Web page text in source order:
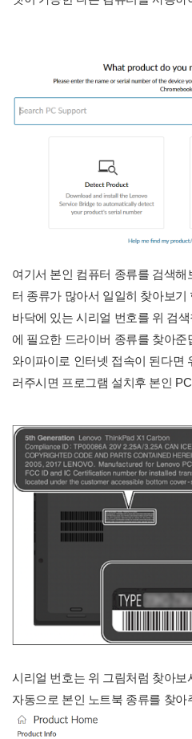
여기서 본인 컴퓨터 종류를 검색
터 종류가 많아서 일일히 찾아보
바닥에 있는 시리얼 번호를 위 검
에 필요한 드라이버 종류를 찾아
와이파이로 인터넷 접속이 된다면
러주시면 프로그램 설치후 본인
시리얼 번호는 위 그림처럼 찾아
자동으로 본인 노트북 종류를 찾아